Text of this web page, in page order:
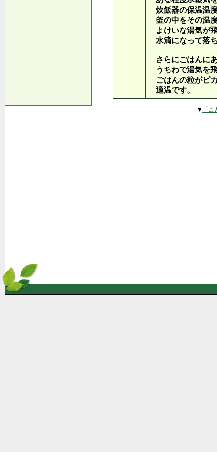
炊飯器の保温温
釜の中をその温
よけいな湯気が
水滴になって落
さらにごはんに
うちわで湯気を
ごはんの粒がピ
適温です。
▼ 「